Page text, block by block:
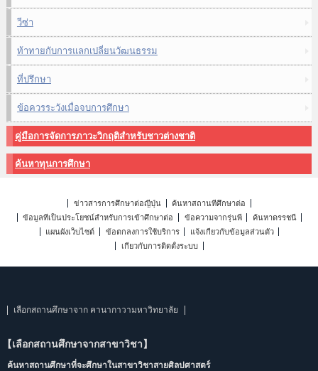
วีซ่า
ท้าทายกับการแลกเปลี่ยนวัฒนธรรม
ที่ปรึกษา
ข้อควรระวังเมื่อจบการศึกษา
คู่มือการจัดการภาวะวิกฤติสำหรับชาวต่างชาติ
ค้นหาทุนการศึกษา
ข่าวสารการศึกษาต่อญี่ปุ่น
ค้นหาสถานที่ศึกษาต่อ
ข้อมูลที่เป็นประโยชน์สำหรับการเข้าศึกษาต่อ
ข้อความจากรุ่นพี่
ค้นหาดรรชนี
แผนผังเว็บไซต์
ข้อตกลงการใช้บริการ
แจ้งเกี่ยวกับข้อมูลส่วนตัว
เกี่ยวกับการติดตั้งระบบ
เลือกสถานศึกษาจาก คานากาวามหาวิทยาลัย
【เลือกสถานศึกษาจากสาขาวิชา】
ค้นหาสถานศึกษาที่จะศึกษาในสาขาวิชาสายศิลปศาสตร์